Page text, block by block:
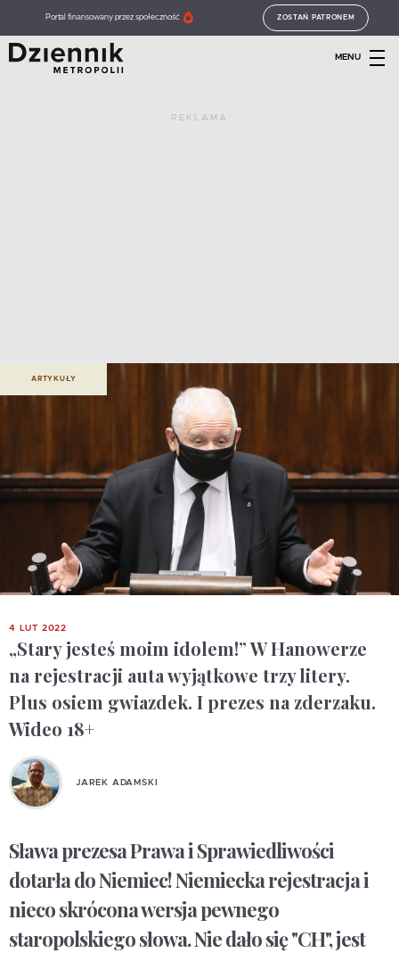
Portal finansowany przez społeczność ZOSTAŃ PATRONEM
MENU
REKLAMA
ARTYKUŁY
4 LUT 2022
„Stary jesteś moim idolem!” W Hanowerze
na rejestracji auta wyjątkowe trzy litery.
Plus osiem gwiazdek. I prezes na zderzaku.
Wideo 18+
JAREK ADAMSKI
Sława prezesa Prawa i Sprawiedliwości
dotarła do Niemiec! Niemiecka rejestracja i
nieco skrócona wersja pewnego
staropolskiego słowa. Nie dało się "CH", jest